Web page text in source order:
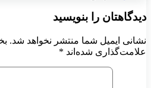
دیدگاهتان را بنویسید
نشانی ایمیل شما منتشر نخواهد شد.
علامت‌گذاری شده‌اند *